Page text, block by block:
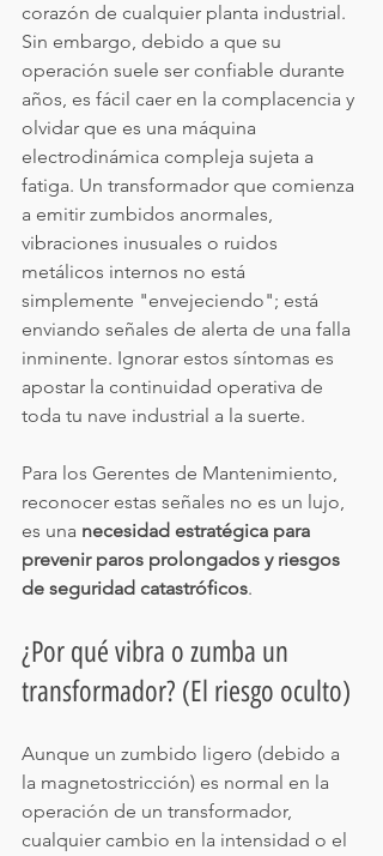
corazón de cualquier planta industrial.
Sin embargo, debido a que su
operación suele ser confiable durante
años, es fácil caer en la complacencia y
olvidar que es una máquina
electrodinámica compleja sujeta a
fatiga. Un transformador que comienza
a emitir zumbidos anormales,
vibraciones inusuales o ruidos
metálicos internos no está
simplemente "envejeciendo"; está
enviando señales de alerta de una falla
inminente. Ignorar estos síntomas es
apostar la continuidad operativa de
toda tu nave industrial a la suerte.
Para los Gerentes de Mantenimiento,
reconocer estas señales no es un lujo,
es una necesidad estratégica para
prevenir paros prolongados y riesgos
de seguridad catastróficos.
¿Por qué vibra o zumba un
transformador? (El riesgo oculto)
Aunque un zumbido ligero (debido a
la magnetostricción) es normal en la
operación de un transformador,
cualquier cambio en la intensidad o el